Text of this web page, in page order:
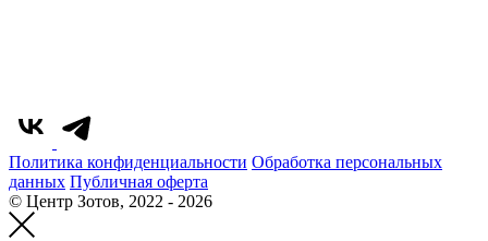
Политика конфиденциальности Обработка персональных
данных Публичная оферта
© Центр Зотов, 2022 - 2026